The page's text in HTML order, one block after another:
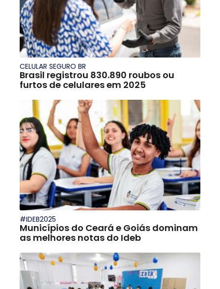
CELULAR SEGURO BR
Brasil registrou 830.890 roubos ou
furtos de celulares em 2025
#IDEB2025
Municípios do Ceará e Goiás dominam
as melhores notas do Ideb